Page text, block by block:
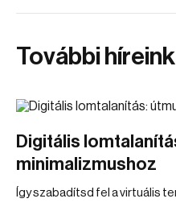
További híreink
Digitális
minimalizmushoz
Így szabadítsd fel a virtuális